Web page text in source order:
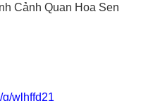
Cảnh Quan Hoa Sen
g/wlhffd21